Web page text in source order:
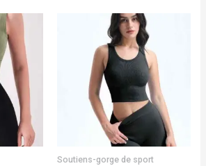
Soutiens-gorge de sport